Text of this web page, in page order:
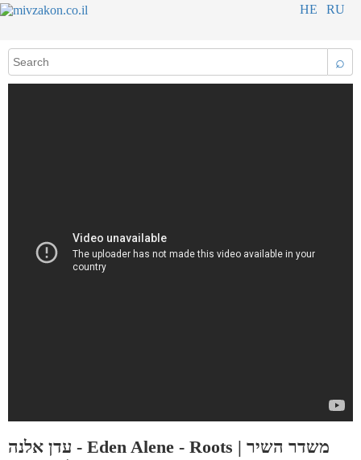
HE RU
⌕
עדן אלנה - Eden Alene - Roots | משדר השיר